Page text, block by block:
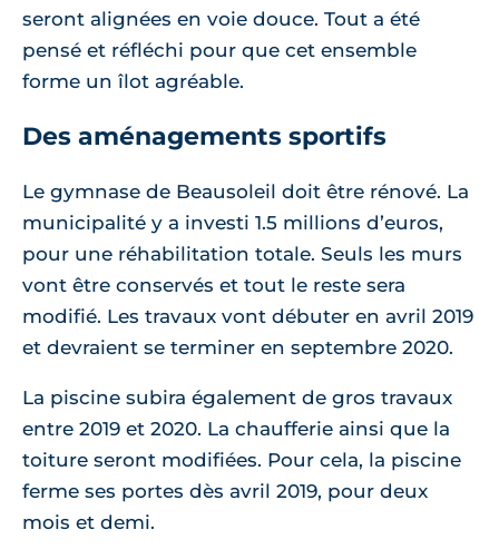
seront alignées en voie douce. Tout a été
pensé et réfléchi pour que cet ensemble
forme un îlot agréable.
Des aménagements sportifs
Le gymnase de Beausoleil doit être rénové. La
municipalité y a investi 1.5 millions d’euros,
pour une réhabilitation totale. Seuls les murs
vont être conservés et tout le reste sera
modifié. Les travaux vont débuter en avril 2019
et devraient se terminer en septembre 2020.
La piscine subira également de gros travaux
entre 2019 et 2020. La chaufferie ainsi que la
toiture seront modifiées. Pour cela, la piscine
ferme ses portes dès avril 2019, pour deux
mois et demi.